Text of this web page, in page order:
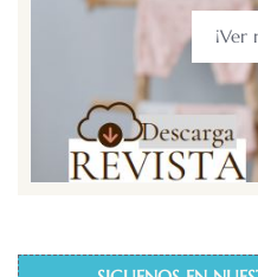
¡Ver